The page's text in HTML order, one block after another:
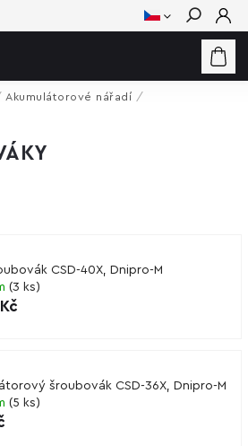
Hledat
Akumulátorové nářadí /
CSD-40X, Dnipro-M
(3 ks)
šroubovák CSD-36X, Dnipro-M
(5 ks)